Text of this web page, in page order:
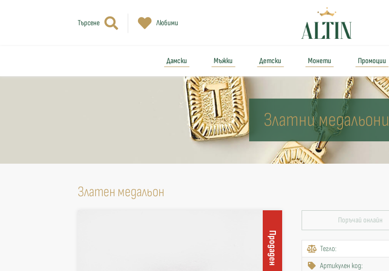
Търсене Любими
Дамски Мъжки Детски Монети Промоции
Златни медальони
Златен медальон
Продаден
Поръчай онлайн
Тегло:
Артикулен код: